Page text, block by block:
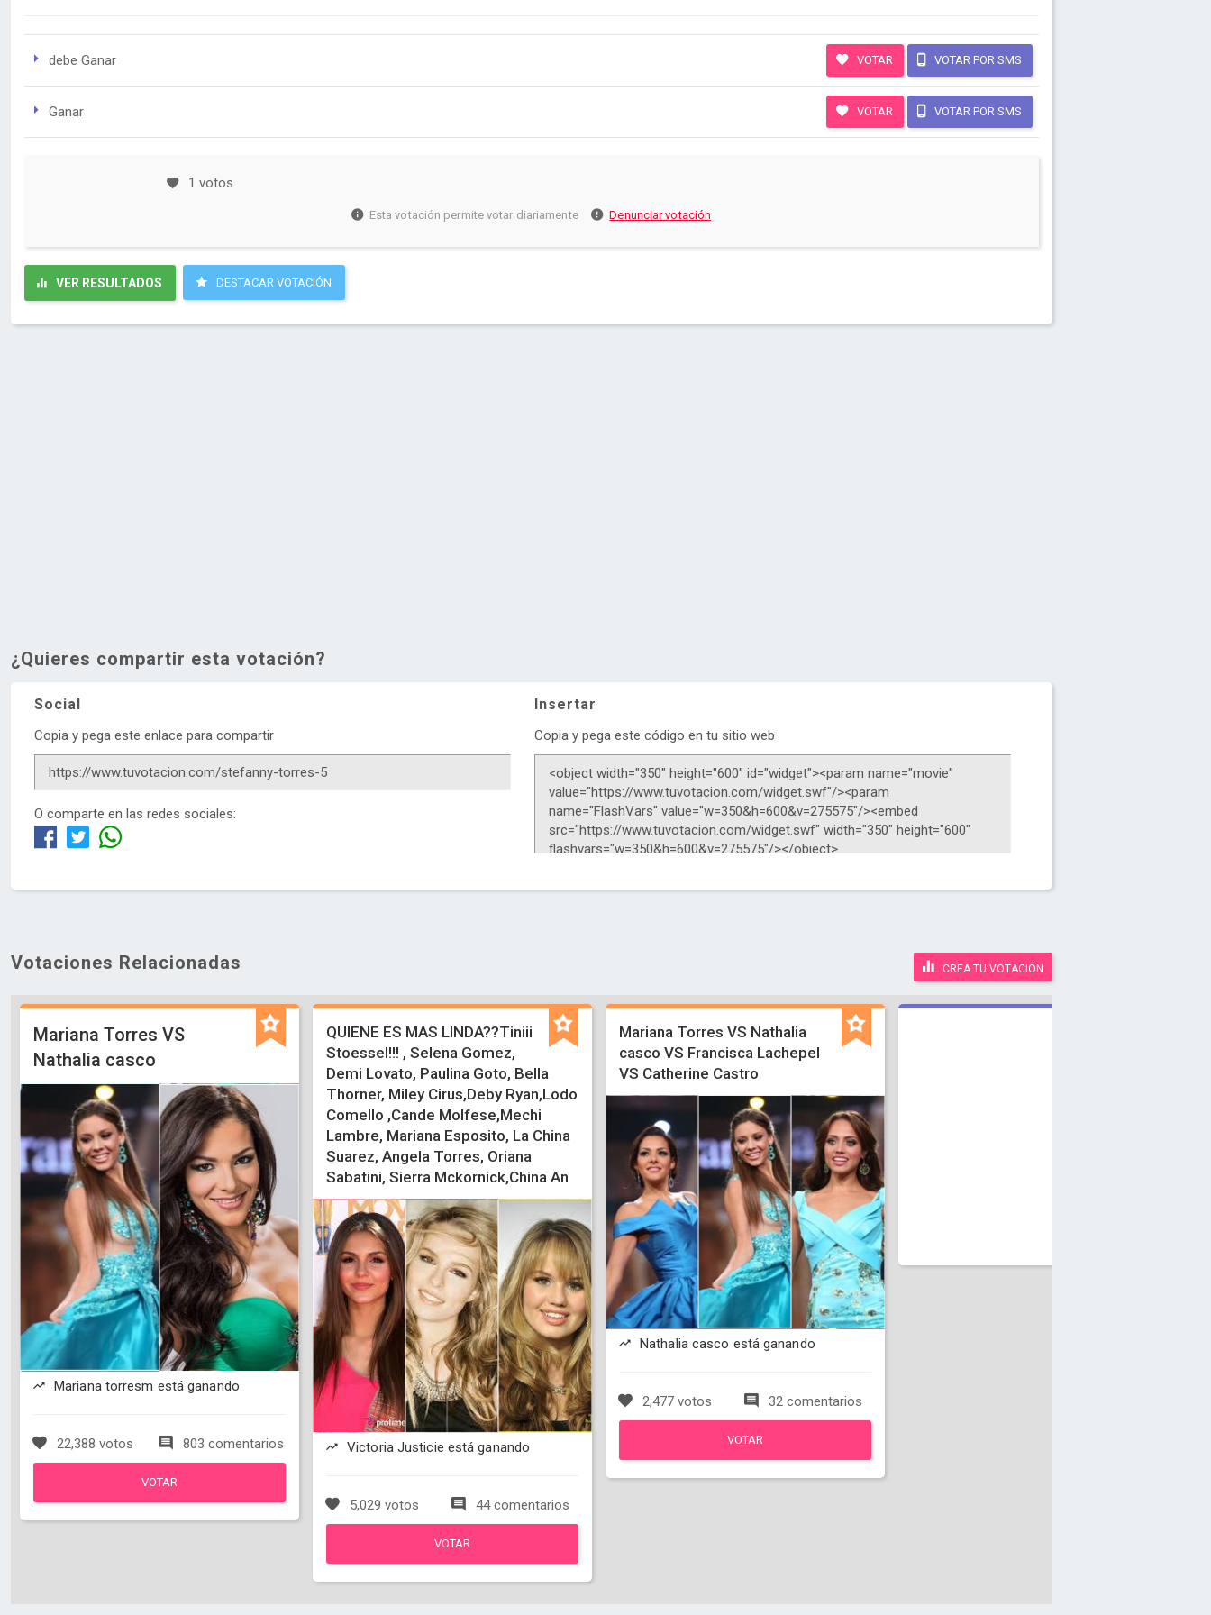
debe Ganar VOTAR VOTAR POR SMS
Ganar VOTAR VOTAR POR SMS
1 votos
Esta votación permite votar diariamente Denunciar votación
VER RESULTADOS DESTACAR VOTACIÓN
¿Quieres compartir esta votación?
Social Insertar
Copia y pega este enlace para compartir
O comparte en las redes sociales:
Copia y pega este código en tu sitio web
Votaciones Relacionadas CREA TU VOTACIÓN
Mariana Torres VS
Nathalia casco
Mariana torresm está ganando
22,388 votos 803 comentarios
VOTAR
QUIENE ES MAS LINDA??Tiniii
Stoessel!!! , Selena Gomez,
Demi Lovato, Paulina Goto, Bella
Thorner, Miley Cirus,Deby Ryan,Lodo
Comello ,Cande Molfese,Mechi
Lambre, Mariana Esposito, La China
Suarez, Angela Torres, Oriana
Sabatini, Sierra Mckornick,China An
Victoria Justicie está ganando
5,029 votos 44 comentarios
VOTAR
Mariana Torres VS Nathalia
casco VS Francisca Lachepel
VS Catherine Castro
Nathalia casco está ganando
2,477 votos 32 comentarios
VOTAR